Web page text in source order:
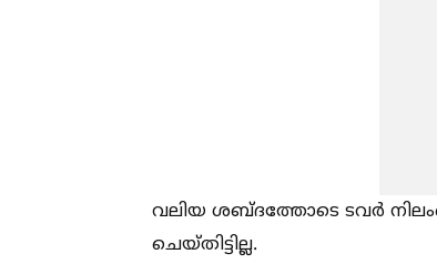
വലിയ ശബ്ദത്തോടെ ടവർ
ചെയ്തിട്ടില്ല.